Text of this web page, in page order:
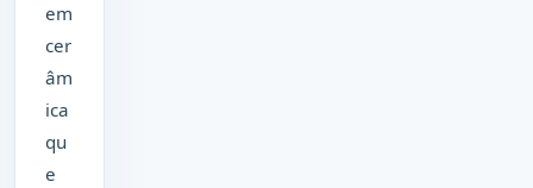
em
cer
âm
ica
qu
e